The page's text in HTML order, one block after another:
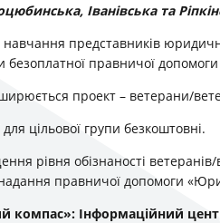
Іванівська та
представників
правничої
проект – ветерани/
цільової групи безкоштовні.
рівня обізнаності
правничої допомоги
компас»: Інформаційний